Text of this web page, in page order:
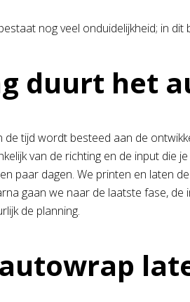
nog veel onduidelijkheid; in
duurt het
de tijd wordt besteed aan de
van de richting en de input die
paar dagen. We printen en laten
gaan we naar de laatste fase,
de planning.